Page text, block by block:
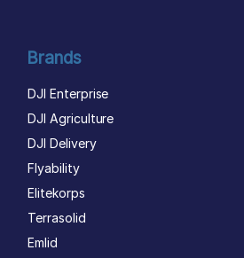
Brands
DJI Enterprise
DJI Agriculture
DJI Delivery
Flyability
Elitekorps
Terrasolid
Emlid